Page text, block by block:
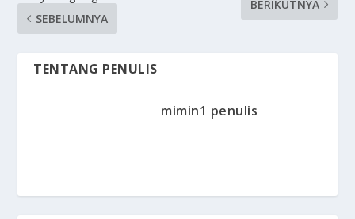
SEBELUMNYA
BERIKUTNYA
TENTANG PENULIS
mimin1 penulis